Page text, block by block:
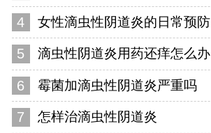
4 女性滴虫性阴道炎的日常预防
5 滴虫性阴道炎用药还痒怎么办
6 霉菌加滴虫性阴道炎严重吗
7 怎样治滴虫性阴道炎